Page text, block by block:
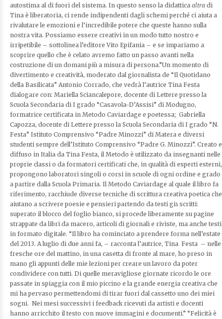
autostima al di fuori del sistema. In questo senso la didattica altra di
Tina è liberatoria, ci rende indipendenti dagli schemi perché ci aiuta a
rivalutare le emozioni e l’incredibile potere che queste hanno sulla
nostra vita. Possiamo essere creativi in un modo tutto nostro e
irripetibile – sottolinea l’editore Vito Epifania – e se impariamo a
scoprire quello che è celato avremo fatto un passo avanti nella
costruzione di un domani più a misura di persona.”Un momento di
divertimento e creatività, moderato dal giornalista de “Il Quotidano
della Basilicata” Antonio Corrado, che vedrà l’autrice Tina Festa
dialogare con: Mariella Sciancalepore, docente di Lettere presso la
Scuola Secondaria di I grado “Casavola-D’Assisi” di Modugno,
formatrice certificata in Metodo Caviardage e poetessa; Gabriella
Capozza, docente di Lettere presso la Scuola Secondaria di I grado “N.
Festa” Istituto Comprensivo “Padre Minozzi” di Matera e diversi
studenti sempre dell’Istituto Comprensivo “Padre G. Minozzi”. Creato e
diffuso in Italia da Tina Festa, il Metodo è utilizzato da insegnanti nelle
proprie classi o da formatori certificati che, in qualità di esperti esterni,
propongono laboratori singoli o corsi in scuole di ogni ordine e grado
a partire dalla Scuola Primaria. Il Metodo Caviardage al quale il libro fa
riferimento, racchiude diverse tecniche di scrittura creativa poetica che
aiutano a scrivere poesie e pensieri partendo da testi già̀ scritti:
superato il blocco del foglio bianco, si procede liberamente su pagine
strappate da libri da macero, articoli di giornali e riviste, ma anche testi
in formato digitale. “Il libro ha cominciato a prendere forma nell’estate
del 2013. A luglio di due anni fa, – racconta l’autrice, Tina Festa – nelle
fresche ore del mattino, in una casetta di fronte al mare, ho preso in
mano gli appunti delle mie lezioni per creare un lavoro da poter
condividere con tutti. Di quelle meravigliose giornate ricordo le ore
passate in spiaggia con il mio piccino e la grande energia creativa che
mi ha pervaso permettendomi di tirar fuori dal cassetto uno dei miei
sogni. Nei mesi successivi i feedback ricevuti da artisti e docenti
hanno arricchito il testo con nuove immagini e documenti.” “Felicità è